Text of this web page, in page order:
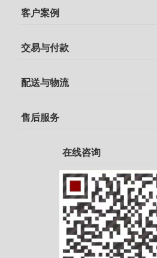
客户案例
交易与付款
配送与物流
售后服务
在线咨询